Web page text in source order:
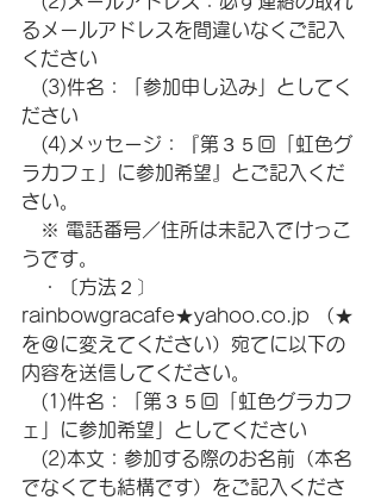
るメールアドレスを間違いなくご記入
ください
(3)件名：「参加申し込み」としてく
ださい
(4)メッセージ：『第３５回「虹色グ
ラカフェ」に参加希望』とご記入くだ
さい。
※ 電話番号／住所は未記入でけっこ
うです。
・〔方法２〕
rainbowgracafe★yahoo.co.jp （★
を＠に変えてください）宛てに以下の
内容を送信してください。
(1)件名：「第３５回「虹色グラカフ
ェ」に参加希望」としてください
(2)本文：参加する際のお名前（本名
でなくても結構です）をご記入くださ